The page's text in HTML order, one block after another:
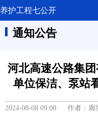
养护工程七公开
通知公告
河北高速公路集
单位保洁、泵站
2024-08-08 09:00 作者：廊